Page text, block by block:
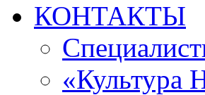
КОНТАКТЫ
«Культура